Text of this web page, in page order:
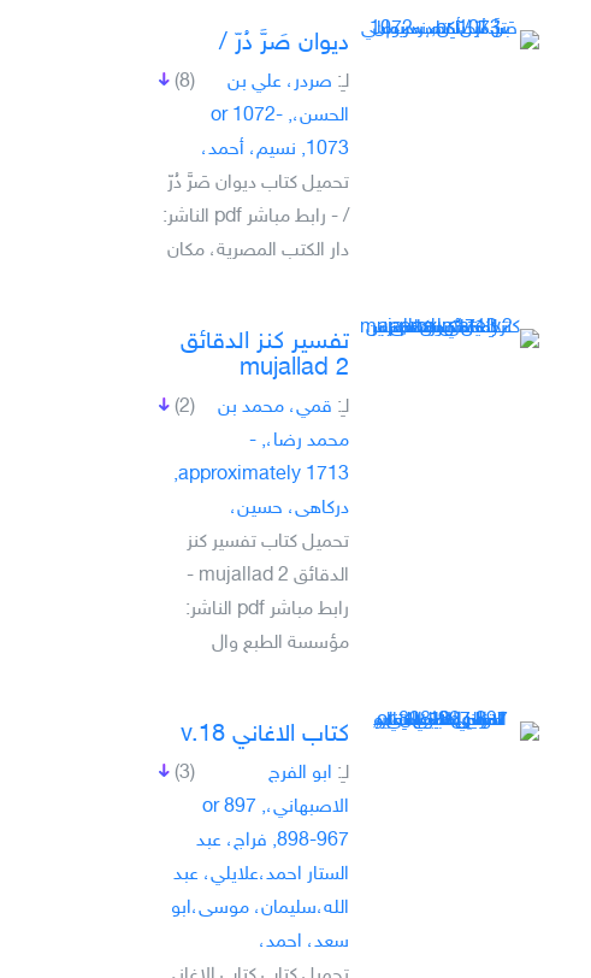
ديوان صَرَّ دُرّ /
(8) لـِ: صردر، علي بن
الحسن،, -1072 or
1073, نسيم، أحمد،
تحميل كتاب ديوان صَرَّ دُرّ
/ - رابط مباشر pdf الناشر:
دار الكتب المصرية، مكان
تفسير كنز الدقائق
mujallad 2
(2) لـِ: قمي، محمد بن
محمد رضا،, -
approximately 1713,
دركاهى، حسين،
تحميل كتاب تفسير كنز
الدقائق mujallad 2 -
رابط مباشر pdf الناشر:
مؤسسة الطبع وال
كتاب الاغاني v.18
(3) لـِ: ابو الفرج
الاصبهاني،, 897 or
898-967, فراج، عبد
الستار احمد،علايلي، عبد
الله،سليمان، موسى،ابو
سعد، احمد،